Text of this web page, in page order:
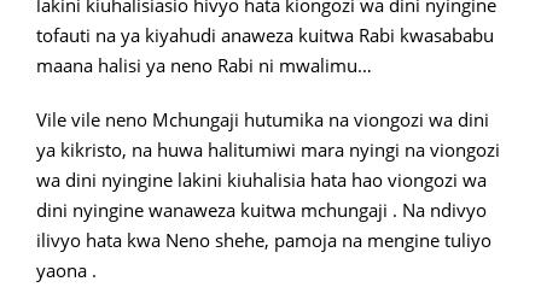
lakini kiuhalisiasio hivyo hata kiongozi wa dini nyingine
tofauti na ya kiyahudi anaweza kuitwa Rabi kwasababu
maana halisi ya neno Rabi ni mwalimu…
Vile vile neno Mchungaji hutumika na viongozi wa dini
ya kikristo, na huwa halitumiwi mara nyingi na viongozi
wa dini nyingine lakini kiuhalisia hata hao viongozi wa
dini nyingine wanaweza kuitwa mchungaji . Na ndivyo
ilivyo hata kwa Neno shehe, pamoja na mengine tuliyo
yaona .